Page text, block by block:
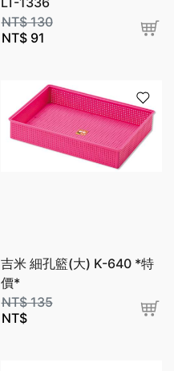
NT$130
NT$91
吉米 細孔籃(大) K-640 *特
價*
NT$135
NT$